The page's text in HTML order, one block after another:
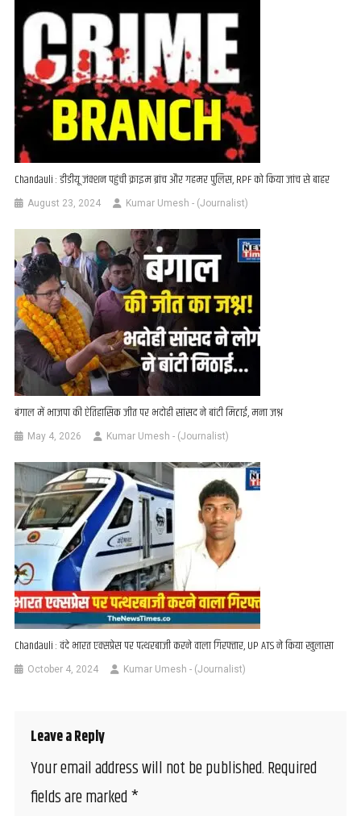
Chandauli : डीडीयू जंक्शन पहुंची क्राइम ब्रांच और गहमर पुलिस, RPF को किया जांच से बाहर
August 23, 2024 Kumar Umesh - (Journalist)
बंगाल में भाजपा की ऐतिहासिक जीत पर भदोही सांसद ने बांटी मिठाई, मना जश्न
May 4, 2026 Kumar Umesh - (Journalist)
Chandauli : वंदे भारत एक्सप्रेस पर पत्थरबाजी करने वाला गिरफ्तार, UP ATS ने किया खुलासा
October 4, 2024 Kumar Umesh - (Journalist)
Leave a Reply
Your email address will not be published.Required
fields are marked*